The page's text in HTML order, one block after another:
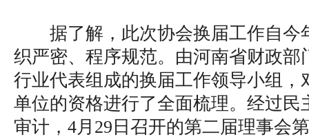
据了解，此次协会换届工作自今
织严密、程序规范。由河南省财政部
行业代表组成的换届工作领导小组，
单位的资格进行了全面梳理。经过民
审计，4月29日召开的第二届理事会